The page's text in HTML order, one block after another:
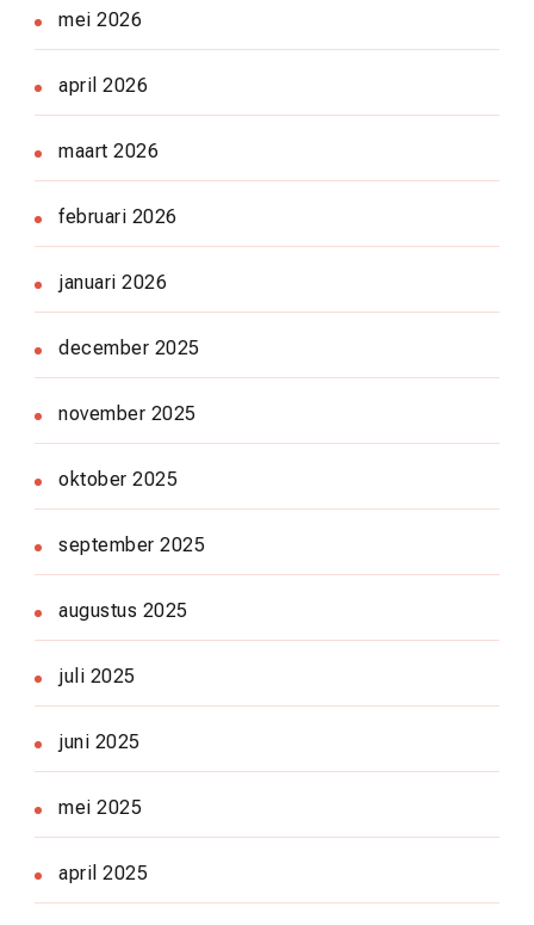
mei 2026
april 2026
maart 2026
februari 2026
januari 2026
december 2025
november 2025
oktober 2025
september 2025
augustus 2025
juli 2025
juni 2025
mei 2025
april 2025